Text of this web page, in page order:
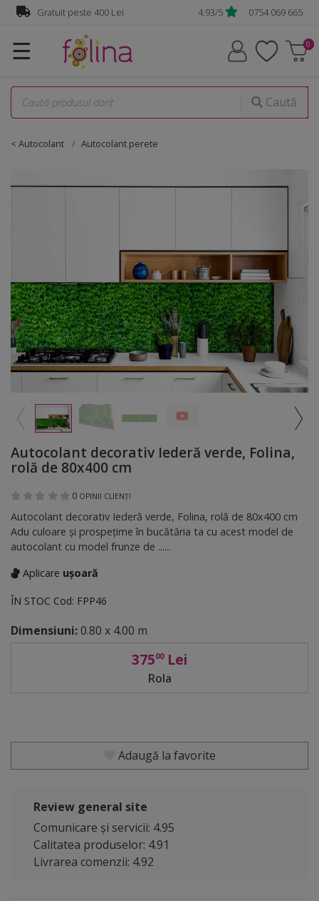
Gratuit peste 400 Lei 4.93/5 0754 069 665
☰
Caută
< Autocolant Autocolant perete
Autocolant decorativ Iederă verde, Folina,
rolă de 80x400 cm
0 OPINII CLIENȚI
Autocolant decorativ Iederă verde, Folina, rolă de 80x400 cm
Adu culoare şi prospeţime în bucătăria ta cu acest model de
autocolant cu model frunze de ......
Aplicare ușoară
ÎN STOC Cod: FPP46
Dimensiuni:0.80 x 4.00 m
37500Lei
Rola
Adaugă la favorite
Review general site
Comunicare și servicii: 4.95
Calitatea produselor: 4.91
Livrarea comenzii: 4.92